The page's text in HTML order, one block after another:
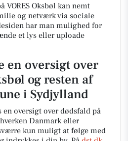
VORES Oksbøl kan nemt
og netværk via sociale
har man mulighed for
et lys eller uploade
en oversigt over
og resten af
i Sydjylland
en oversigt over dødsfald på
Danmark eller
kun muligt at følge med